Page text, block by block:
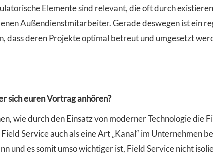
Elemente sind relevant, die oft durch
Außendienstmitarbeiter. Gerade deswegen ist ein
deren Projekte optimal betreut und umgesetzt
sich euren Vortrag anhören?
wie durch den Einsatz von moderner Technologie die
Service auch als eine Art „Kanal“ im Unternehmen
und es somit umso wichtiger ist, Field Service nicht